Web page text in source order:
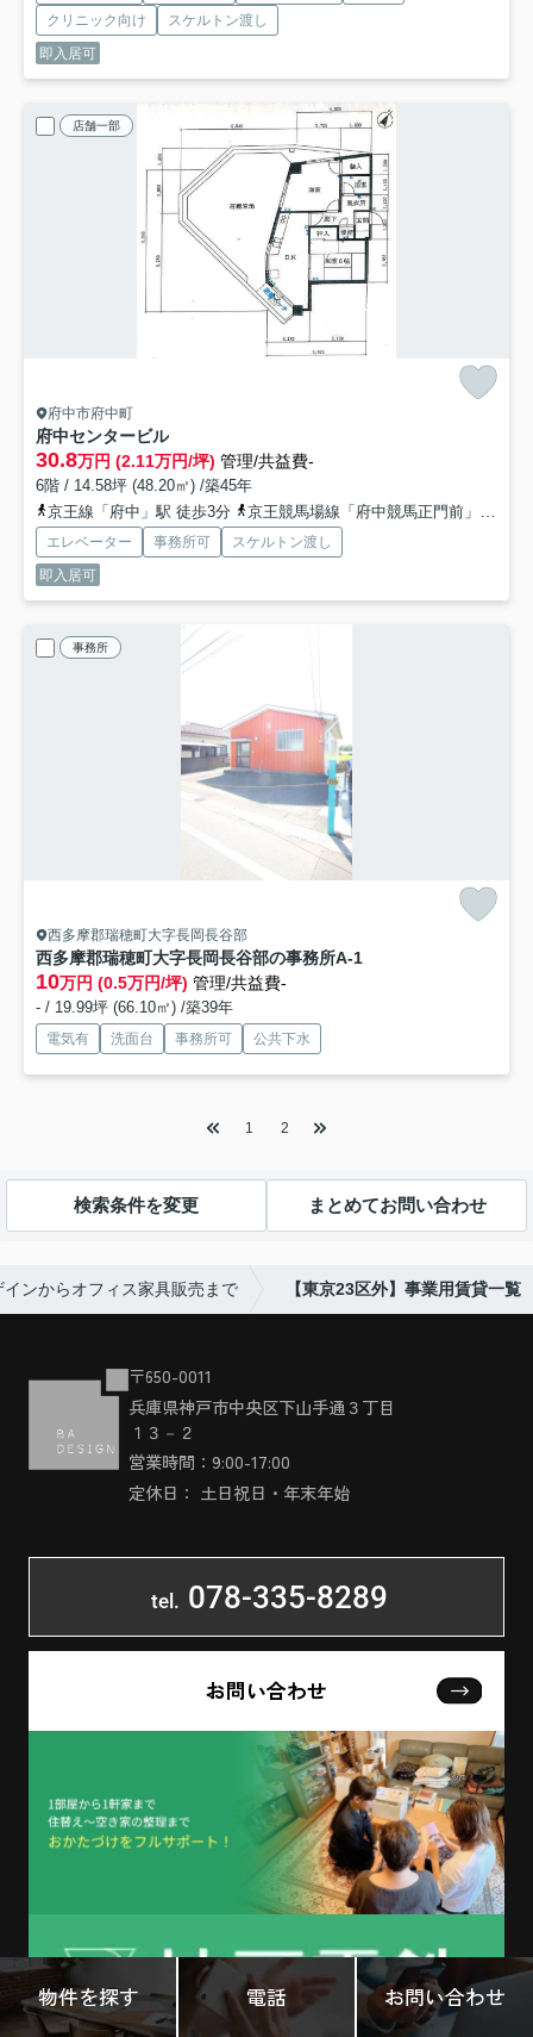
クリニック向け
スケルトン渡し
即入居可
店舗一部
府中市府中町
府中センタービル
30.8万円 (2.11万円/坪) 管理/共益費-
6階 / 14.58坪 (48.20㎡) /築45年
京王線「府中」駅 徒歩3分
京王競馬場線「府中競馬正門前」駅 徒歩13分
エレベーター 事務所可
スケルトン渡し
即入居可
事務所
西多摩郡瑞穂町大字長岡長谷部
西多摩郡瑞穂町大字長岡長谷部の事務所A-1
10万円 (0.5万円/坪) 管理/共益費-
- / 19.99坪 (66.10㎡) /築39年
電気有 洗面台 事務所可 公共下水
1 2
検索条件を変更 まとめてお問い合わせ
ンからオフィス家具販売まで 【東京23区外】事業用賃貸一覧
〒650-0011
兵庫県神戸市中央区下山手通３丁目
１３－２
営業時間：9:00-17:00
定休日： 土日祝日・年末年始
tel. 078-335-8289
お問い合わせ
物件を探す 電話 お問い合わせ